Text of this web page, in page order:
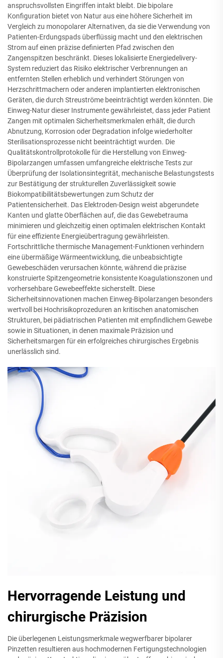
anspruchsvollsten Eingriffen intakt bleibt. Die bipolare
Konfiguration bietet von Natur aus eine höhere Sicherheit im
Vergleich zu monopolarer Alternativen, da sie die Verwendung von
Patienten-Erdungspads überflüssig macht und den elektrischen
Strom auf einen präzise definierten Pfad zwischen den
Zangenspitzen beschränkt. Dieses lokalisierte Energiedelivery-
System reduziert das Risiko elektrischer Verbrennungen an
entfernten Stellen erheblich und verhindert Störungen von
Herzschrittmachern oder anderen implantierten elektronischen
Geräten, die durch Streuströme beeinträchtigt werden könnten. Die
Einweg-Natur dieser Instrumente gewährleistet, dass jeder Patient
Zangen mit optimalen Sicherheitsmerkmalen erhält, die durch
Abnutzung, Korrosion oder Degradation infolge wiederholter
Sterilisationsprozesse nicht beeinträchtigt wurden. Die
Qualitätskontrollprotokolle für die Herstellung von Einweg-
Bipolarzangen umfassen umfangreiche elektrische Tests zur
Überprüfung der Isolationsintegrität, mechanische Belastungstests
zur Bestätigung der strukturellen Zuverlässigkeit sowie
Biokompatibilitätsbewertungen zum Schutz der
Patientensicherheit. Das Elektroden-Design weist abgerundete
Kanten und glatte Oberflächen auf, die das Gewebetrauma
minimieren und gleichzeitig einen optimalen elektrischen Kontakt
für eine effiziente Energieübertragung gewährleisten.
Fortschrittliche thermische Management-Funktionen verhindern
eine übermäßige Wärmeentwicklung, die unbeabsichtigte
Gewebeschäden verursachen könnte, während die präzise
konstruierte Spitzengeometrie konsistente Koagulationszonen und
vorhersehbare Gewebeeffekte sicherstellt. Diese
Sicherheitsinnovationen machen Einweg-Bipolarzangen besonders
wertvoll bei Hochrisikoprozeduren an kritischen anatomischen
Strukturen, bei pädiatrischen Patienten mit empfindlichem Gewebe
sowie in Situationen, in denen maximale Präzision und
Sicherheitsmargen für ein erfolgreiches chirurgisches Ergebnis
unerlässlich sind.
Hervorragende Leistung und
chirurgische Präzision
Die überlegenen Leistungsmerkmale wegwerfbarer bipolarer
Pinzetten resultieren aus hochmodernen Fertigungstechnologien